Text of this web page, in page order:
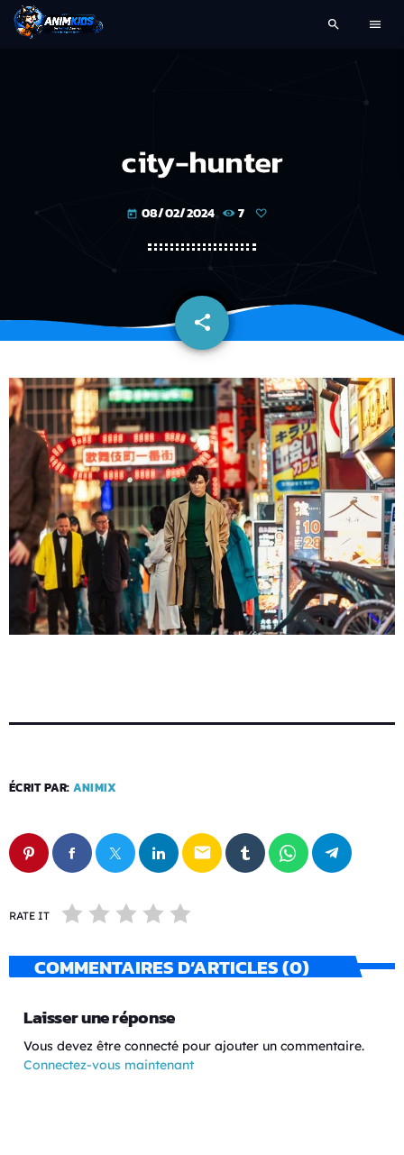
search menu
city-hunter
today 08/02/2024 7
share
email
ÉCRIT PAR: ANIMIX
email
RATE IT
COMMENTAIRES D’ARTICLES (0)
Laisser une réponse
Vous devez être connecté pour ajouter un commentaire.
Connectez-vous maintenant